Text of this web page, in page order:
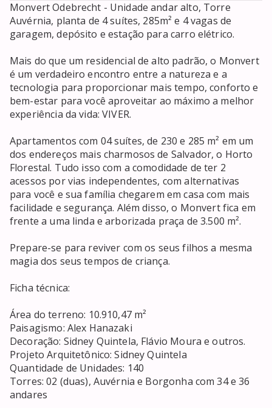
Monvert Odebrecht - Unidade andar alto, Torre
Auvérnia, planta de 4 suítes, 285m² e 4 vagas de
garagem, depósito e estação para carro elétrico.
Mais do que um residencial de alto padrão, o Monvert
é um verdadeiro encontro entre a natureza e a
tecnologia para proporcionar mais tempo, conforto e
bem-estar para você aproveitar ao máximo a melhor
experiência da vida: VIVER.
Apartamentos com 04 suítes, de 230 e 285 m² em um
dos endereços mais charmosos de Salvador, o Horto
Florestal. Tudo isso com a comodidade de ter 2
acessos por vias independentes, com alternativas
para você e sua família chegarem em casa com mais
facilidade e segurança. Além disso, o Monvert fica em
frente a uma linda e arborizada praça de 3.500 m².
Prepare-se para reviver com os seus filhos a mesma
magia dos seus tempos de criança.
Ficha técnica:
Área do terreno: 10.910,47 m²
Paisagismo: Alex Hanazaki
Decoração: Sidney Quintela, Flávio Moura e outros.
Projeto Arquitetônico: Sidney Quintela
Quantidade de Unidades: 140
Torres: 02 (duas), Auvérnia e Borgonha com 34 e 36
andares